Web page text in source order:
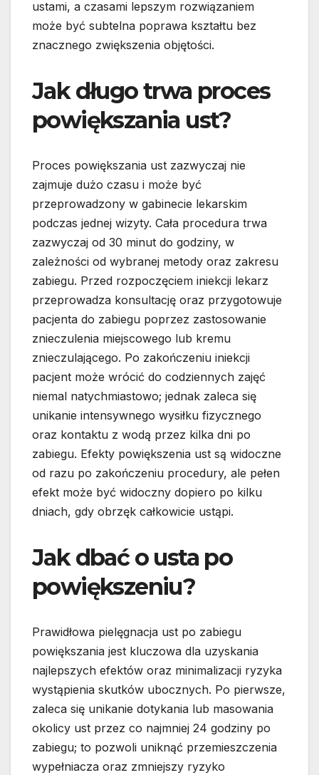
ustami, a czasami lepszym rozwiązaniem
może być subtelna poprawa kształtu bez
znacznego zwiększenia objętości.
Jak długo trwa proces
powiększania ust?
Proces powiększania ust zazwyczaj nie
zajmuje dużo czasu i może być
przeprowadzony w gabinecie lekarskim
podczas jednej wizyty. Cała procedura trwa
zazwyczaj od 30 minut do godziny, w
zależności od wybranej metody oraz zakresu
zabiegu. Przed rozpoczęciem iniekcji lekarz
przeprowadza konsultację oraz przygotowuje
pacjenta do zabiegu poprzez zastosowanie
znieczulenia miejscowego lub kremu
znieczulającego. Po zakończeniu iniekcji
pacjent może wrócić do codziennych zajęć
niemal natychmiastowo; jednak zaleca się
unikanie intensywnego wysiłku fizycznego
oraz kontaktu z wodą przez kilka dni po
zabiegu. Efekty powiększenia ust są widoczne
od razu po zakończeniu procedury, ale pełen
efekt może być widoczny dopiero po kilku
dniach, gdy obrzęk całkowicie ustąpi.
Jak dbać o usta po
powiększeniu?
Prawidłowa pielęgnacja ust po zabiegu
powiększania jest kluczowa dla uzyskania
najlepszych efektów oraz minimalizacji ryzyka
wystąpienia skutków ubocznych. Po pierwsze,
zaleca się unikanie dotykania lub masowania
okolicy ust przez co najmniej 24 godziny po
zabiegu; to pozwoli uniknąć przemieszczenia
wypełniacza oraz zmniejszy ryzyko